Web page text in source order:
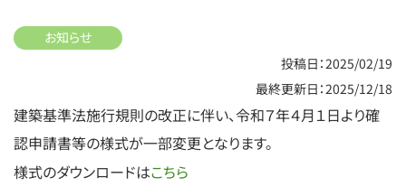
お知らせ
投稿日：2025/02/19
最終更新日：2025/12/18
建築基準法施行規則の改正に伴い、令和７年４月１日より確
認申請書等の様式が一部変更となります。
様式のダウンロードはこちら